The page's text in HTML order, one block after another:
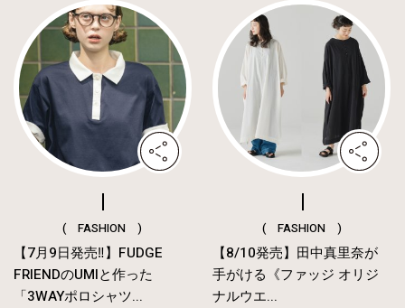
( FASHION )
【7月9日発売‼︎】FUDGE
FRIENDのUMIと作った
「3WAYポロシャツ...
( FASHION )
【8/10発売】田中真里奈が
手がける《ファッジ オリジ
ナルウエ...